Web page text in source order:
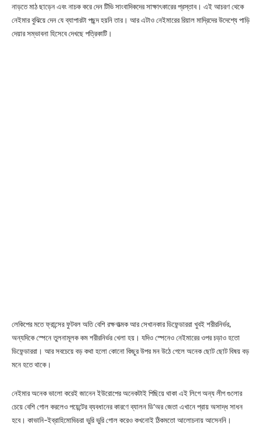
নাড়তে মাঠ ছাড়েন এবং নাচক করে দেন টিভি সাংবাদিকদের সাক্ষাৎকারের প্রস্তাব। এই আচরণ থেকে
নেইমার বুঝিয়ে দেন যে ব্যাপারটা পছন্দ হয়নি তার। আর এটাও নেইমারের রিয়াল মাদ্রিদের উদেশ্যে পাড়ি
দেয়ার সম্ভাবনা হিসেবে দেখছে পত্রিকাটি।
লেকিপের মতে ফ্রান্সের ফুটবল অতি বেশি রক্ষণাত্মক আর সেখানকার ডিফেন্ডাররা খুবই শরীরনির্ভর,
অন্যদিকে স্পেনে তুলনামূলক কম শরীরনির্ভর খেলা হয়। যদিও স্পেনেও নেইমারের ওপর চড়াও হতো
ডিফেন্ডাররা। আর সবচেয়ে বড় কথা হলো কোনো কিছুর উপর মন উঠে গেলে অনেক ছোট ছোট বিষয় বড়
মনে হতে থাকে।
নেইমার অনেক ভালো করেই জানেন ইউরোপের অনেকটাই পিছিয়ে থাকা এই লিগে অন্য লীগ গুলোর
চেয়ে বেশি গোল করলেও পয়েন্টের ব্যবধানের কারণে ব্যালন ডি’অর জেতা এখানে প্রায় অসাদ্ধ সাধন
হবে। কাভানি-ইব্রাহিমোভিচরা ভুরি ভুরি গোল করেও কখনোই ঠিকমতো আলোচনায় আসেননি।